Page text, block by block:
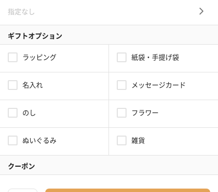
プレゼントを一覧から探す
ブランドから探す
シーンから探す
誕生日
結婚祝い
お中元
記念日